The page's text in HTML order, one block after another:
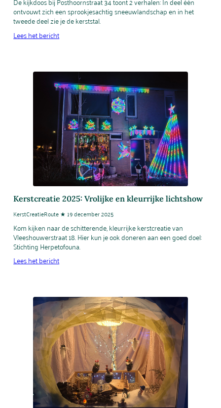
ontvouwt zich een sprookjesachtig sneeuwlandschap en in het
tweede deel zie je de kerststal.
Lees het bericht
Kerstcreatie 2025: Vrolijke en kleurrijke lichtshow
KerstCreatieRoute ★ 19 december 2025
Kom kijken naar de schitterende, kleurrijke kerstcreatie van
Vleeshouwerstraat 18. Hier kun je ook doneren aan een goed doel:
Stichting Herpetofouna.
Lees het bericht